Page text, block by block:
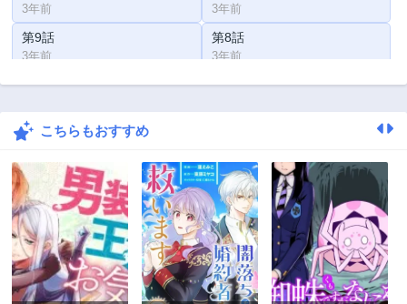
3年前 3年前
第9話
3年前
第8話
3年前
第7話 第6話
第5話
第3話
3年前
第2話
3年前
第1話
3年前
こちらもおすすめ